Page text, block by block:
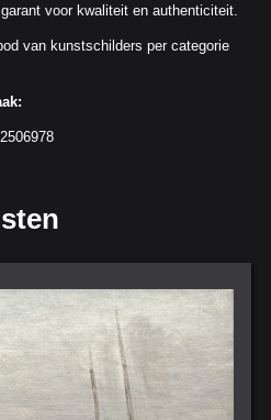
voor kwaliteit en authenticiteit.
van kunstschilders per categorie